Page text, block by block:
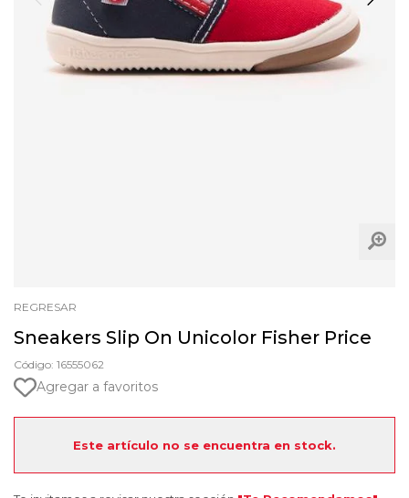
REGRESAR
Sneakers Slip On Unicolor Fisher Price
Código: 16555062
Agregar a favoritos
Este artículo no se encuentra en stock.